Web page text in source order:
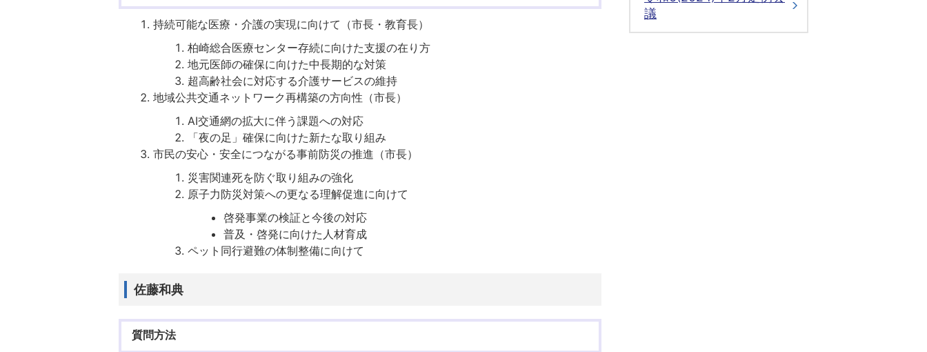
持続可能な医療・介護の実現に向けて（市長・教育長）
柏崎総合医療センター存続に向けた支援の在り方
地元医師の確保に向けた中長期的な対策
超高齢社会に対応する介護サービスの維持
地域公共交通ネットワーク再構築の方向性（市長）
AI交通網の拡大に伴う課題への対応
「夜の足」確保に向けた新たな取り組み
市民の安心・安全につながる事前防災の推進（市長）
災害関連死を防ぐ取り組みの強化
原子力防災対策への更なる理解促進に向けて
啓発事業の検証と今後の対応
普及・啓発に向けた人材育成
ペット同行避難の体制整備に向けて
佐藤和典
質問方法
議